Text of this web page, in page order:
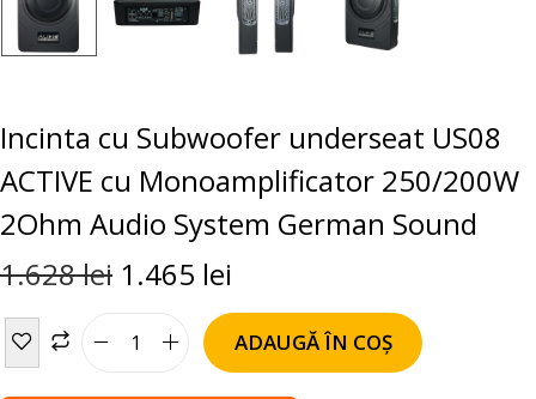
Incinta cu Subwoofer underseat US08
ACTIVE cu Monoamplificator 250/200W
2Ohm Audio System German Sound
1.628lei 1.465 lei
ADAUGĂ ÎN COȘ